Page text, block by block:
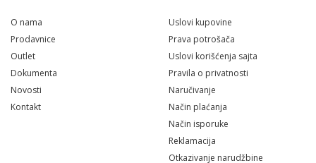
O nama
Prodavnice
Outlet
Dokumenta
Novosti
Kontakt
Uslovi kupovine
Prava potrošača
Uslovi korišćenja sajta
Pravila o privatnosti
Naručivanje
Način plaćanja
Način isporuke
Reklamacija
Otkazivanje narudžbine